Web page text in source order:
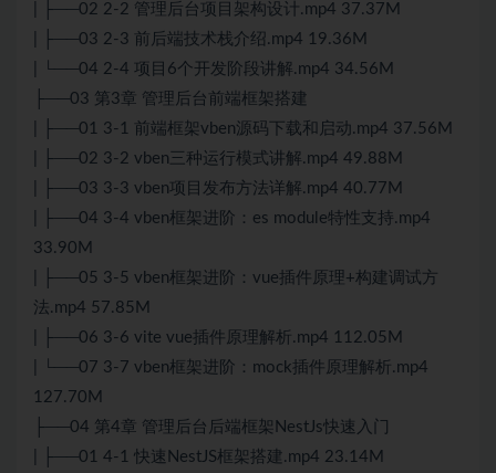
| ├──02 2-2 管理后台项目架构设计.mp4 37.37M
| ├──03 2-3 前后端技术栈介绍.mp4 19.36M
| └──04 2-4 项目6个开发阶段讲解.mp4 34.56M
├──03 第3章 管理后台前端框架搭建
| ├──01 3-1 前端框架vben源码下载和启动.mp4 37.56M
| ├──02 3-2 vben三种运行模式讲解.mp4 49.88M
| ├──03 3-3 vben项目发布方法详解.mp4 40.77M
| ├──04 3-4 vben框架进阶：es module特性支持.mp4
33.90M
| ├──05 3-5 vben框架进阶：vue插件原理+构建调试方
法.mp4 57.85M
| ├──06 3-6 vite vue插件原理解析.mp4 112.05M
| └──07 3-7 vben框架进阶：mock插件原理解析.mp4
127.70M
├──04 第4章 管理后台后端框架 NestJs快速入门
| ├──01 4-1 快速NestJS框架搭建.mp4 23.14M